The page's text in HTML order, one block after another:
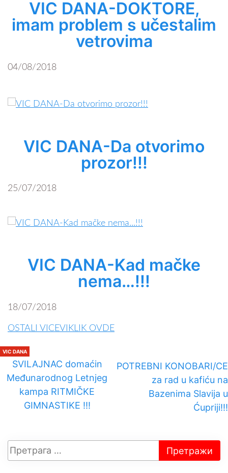
VIC DANA-DOKTORE,
imam problem s učestalim
vetrovima
04/08/2018
VIC DANA-Da otvorimo
prozor!!!
25/07/2018
VIC DANA-Kad mačke
nema…!!!
18/07/2018
OSTALI VICEVIKLIK OVDE
VIC DANA
SVILAJNAC domaćin
Međunarodnog Letnjeg
kampa RITMIČKE
GIMNASTIKE !!!
POTREBNI KONOBARI/CE
za rad u kafiću na
Bazenima Slavija u
Ćupriji!!!